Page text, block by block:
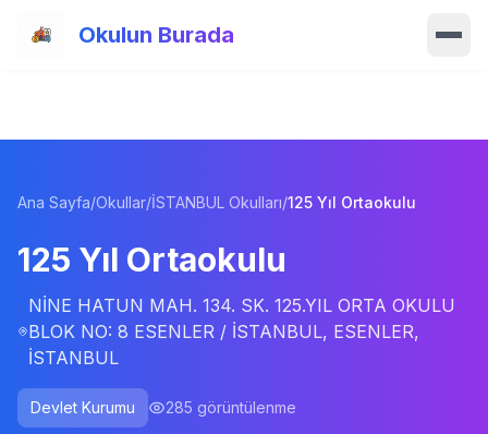
Okulun Burada
Okullar
Haberler
Blog
Ana Sayfa/Okullar/İSTANBUL Okulları/125 Yıl Ortaokulu
125 Yıl Ortaokulu
NİNE HATUN MAH. 134. SK. 125.YIL ORTA OKULU
BLOK NO: 8 ESENLER / İSTANBUL, ESENLER,
İSTANBUL
Devlet Kurumu 285 görüntülenme